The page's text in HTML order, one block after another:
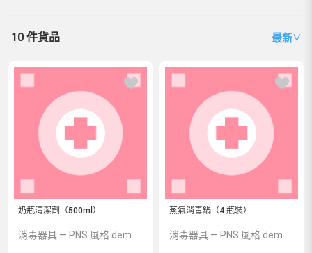
10 件貨品 最新∨
奶瓶清潔劑（500ml） 蒸氣消毒鍋（4 瓶裝）